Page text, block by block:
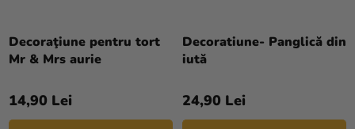
Decoraţiune pentru tort
Mr & Mrs aurie
14,90 Lei
Decoratiune- Panglică din
iută
24,90 Lei